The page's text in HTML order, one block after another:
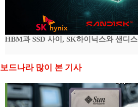
HBM과 SSD 사이, SK하이닉스와 샌디
보드나라 많이 본 기사